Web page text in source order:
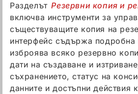
Разделът Резервни копия и
включва инструменти за
съществуващите копия на
интерфейс съдържа подробна
изброява всяко резервно
дати на създаване и
съхранението, статус на
данните и достъпни действия